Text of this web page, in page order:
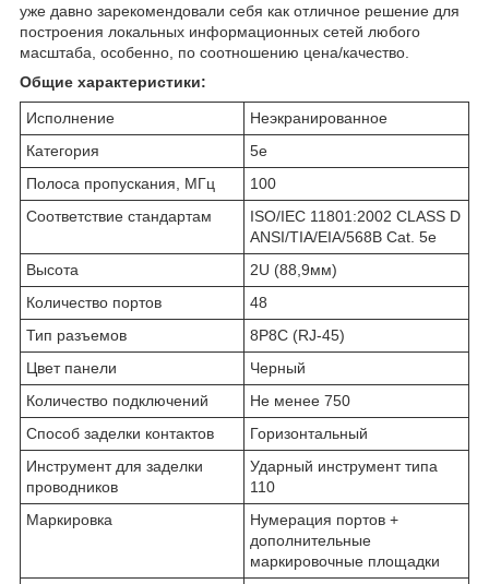
уже давно зарекомендовали себя как отличное решение для
построения локальных информационных сетей любого
масштаба, особенно, по соотношению цена/качество.
Общие характеристики:
Исполнение
Неэкранированное
Категория
5е
Полоса пропускания, МГц
100
Соответствие стандартам
ISO/IEC 11801:2002 CLASS D
ANSI/TIA/EIA/568B Cat. 5e
Высота
2U (88,9мм)
Количество портов
48
Тип разъемов
8P8C (RJ-45)
Цвет панели
Черный
Количество подключений
Не менее 750
Способ заделки контактов
Горизонтальный
Инструмент для заделки
проводников
Ударный инструмент типа
110
Маркировка
Нумерация портов +
дополнительные
маркировочные площадки